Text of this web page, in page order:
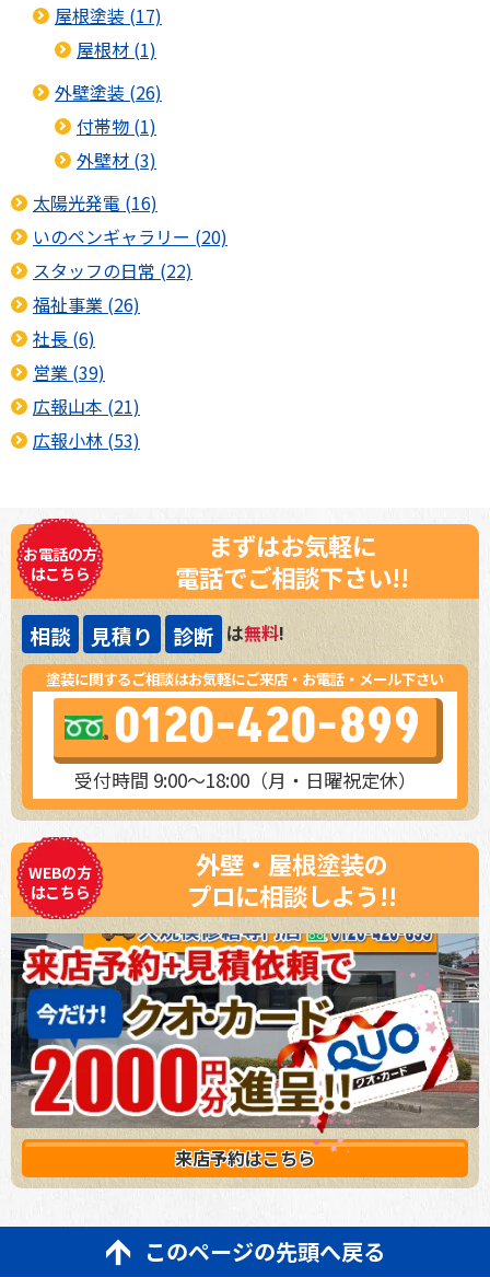
屋根塗装 (17)
屋根材 (1)
外壁塗装 (26)
付帯物 (1)
外壁材 (3)
太陽光発電 (16)
いのペンギャラリー (20)
スタッフの日常 (22)
福祉事業 (26)
社長 (6)
営業 (39)
広報山本 (21)
広報小林 (53)
お電話の方
はこちら
まずはお気軽に
電話でご相談下さい!!
相談 見積り 診断 は無料!
塗装に関するご相談はお気軽にご来店・お電話・メール下さい
0120-420-899
受付時間 9:00～18:00（月・日曜祝定休）
WEBの方
はこちら
外壁・屋根塗装の
プロに相談しよう!!
来店予約はこちら
このページの先頭へ戻る